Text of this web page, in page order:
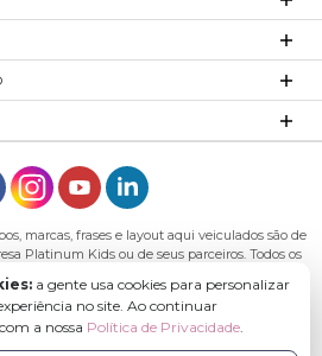
marcas, frases e layout aqui veiculados são de
Platinum Kids ou de seus parceiros. Todos os
- Platinum Indústria de Confecções LTDA -
Rod. Ivo Silveira, n° 7505 - Bateias, Gaspar - SC,
89113-040
a gente usa cookies para personalizar
no site. Ao continuar
a nossa Política de Privacidade.